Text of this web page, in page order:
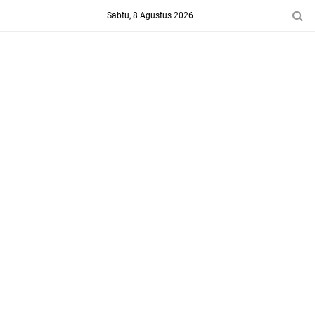
Sabtu, 8 Agustus 2026